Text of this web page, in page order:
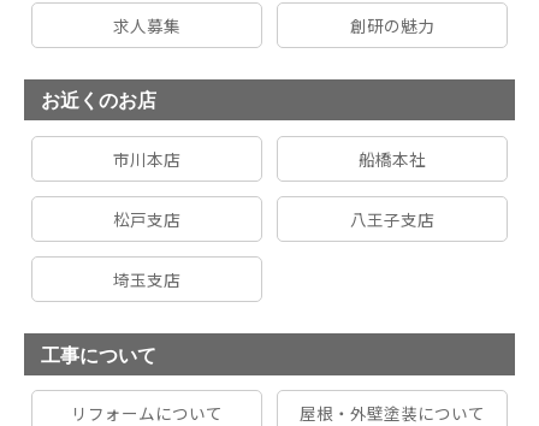
求人募集 創研の魅力
お近くのお店
市川本店 船橋本社
松戸支店 八王子支店
埼玉支店
工事について
リフォームについて 屋根・外壁塗装について